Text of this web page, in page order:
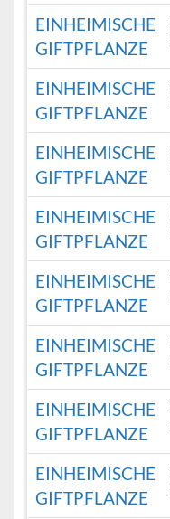
EINHEIMISCHE
GIFTPFLANZE
EINHEIMISCHE
GIFTPFLANZE
EINHEIMISCHE
GIFTPFLANZE
EINHEIMISCHE
GIFTPFLANZE
EINHEIMISCHE
GIFTPFLANZE
EINHEIMISCHE
GIFTPFLANZE
EINHEIMISCHE
GIFTPFLANZE
EINHEIMISCHE
GIFTPFLANZE